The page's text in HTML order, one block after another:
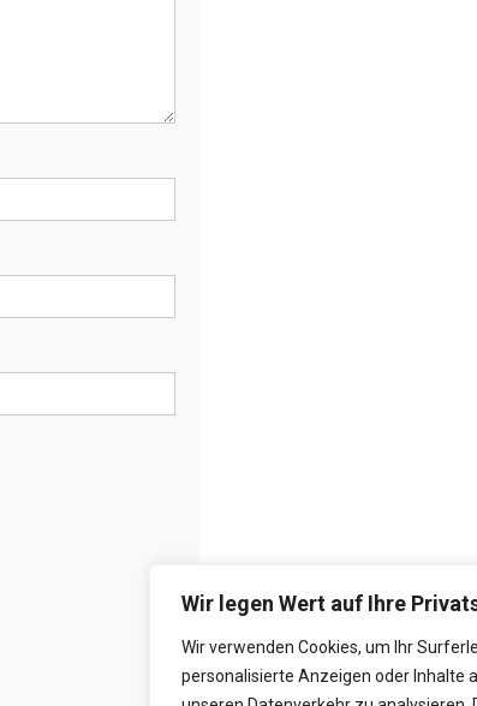
Wir legen Wert auf Ihre
Wir verwenden Cookies, um Ihr
personalisierte Anzeigen oder Inhalte